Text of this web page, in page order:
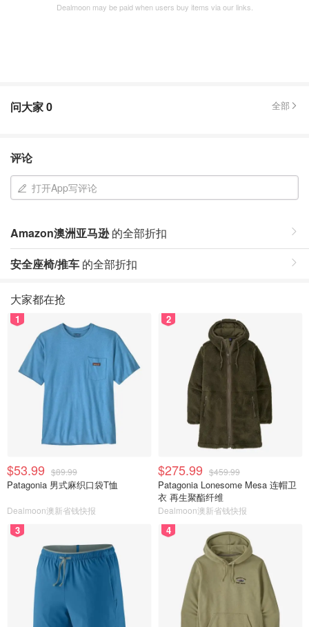
Dealmoon may be paid when users buy items via our links.
问大家0 全部
评论
打开App写评论
Amazon澳洲亚马逊的全部折扣
安全座椅/推车 的全部折扣
大家都在抢
1
$53.99 $89.99
Patagonia 男式麻织口袋T恤
Dealmoon澳新省钱快报
2
$275.99 $459.99
Patagonia Lonesome Mesa 连帽卫
衣 再生聚酯纤维
Dealmoon澳新省钱快报
3 4